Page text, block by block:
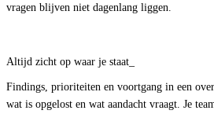
vragen blijven niet dagenlang liggen.
Altijd zicht op waar je staat
Findings, prioriteiten en voortgang in een
wat is opgelost en wat aandacht vraagt. Je